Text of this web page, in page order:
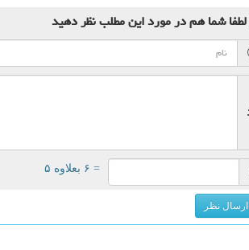
لطفا شما همدر مورد این مطلبنظر دهید
= ۶ بعلاوه ۵
ارسال نظر